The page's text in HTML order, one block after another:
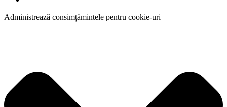
Administrează consimțămintele pentru cookie-uri